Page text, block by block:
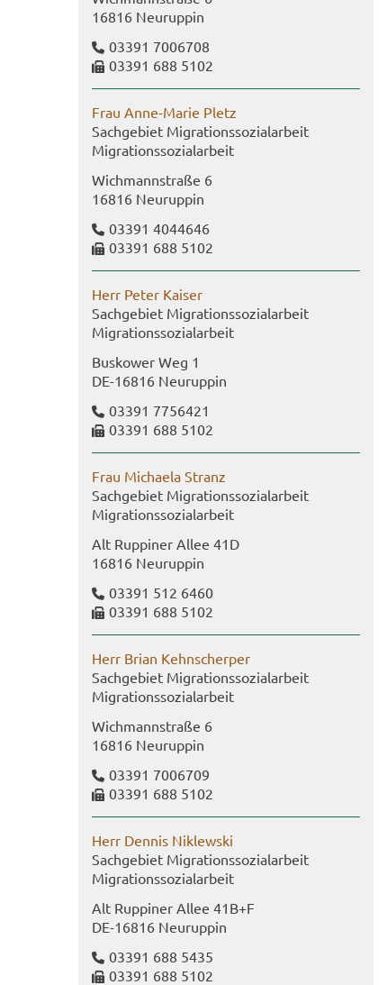
16816 Neu­rup­pin
03391 7006708
03391 688 5102
Frau Anne-​Marie Pletz
Sach­ge­biet Mi­gra­ti­ons­so­zi­al­ar­beit
Mi­gra­ti­ons­so­zi­al­ar­beit
Wich­mann­stra­ße 6
16816 Neu­rup­pin
03391 4044646
03391 688 5102
Herr Peter Kai­ser
Sach­ge­biet Mi­gra­ti­ons­so­zi­al­ar­beit
Mi­gra­ti­ons­so­zi­al­ar­beit
Bus­kower Weg 1
DE-​16816 Neu­rup­pin
03391 7756421
03391 688 5102
Frau Mi­chae­la Stranz
Sach­ge­biet Mi­gra­ti­ons­so­zi­al­ar­beit
Mi­gra­ti­ons­so­zi­al­ar­beit
Alt Rup­pi­ner Allee 41D
16816 Neu­rup­pin
03391 512 6460
03391 688 5102
Herr Brian Kehn­scher­per
Sach­ge­biet Mi­gra­ti­ons­so­zi­al­ar­beit
Mi­gra­ti­ons­so­zi­al­ar­beit
Wich­mann­stra­ße 6
16816 Neu­rup­pin
03391 7006709
03391 688 5102
Herr Den­nis Ni­klew­ski
Sach­ge­biet Mi­gra­ti­ons­so­zi­al­ar­beit
Mi­gra­ti­ons­so­zi­al­ar­beit
Alt Rup­pi­ner Allee 41B+F
DE-​16816 Neu­rup­pin
03391 688 5435
03391 688 5102